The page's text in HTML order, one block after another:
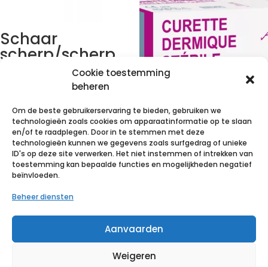
Cookie toestemming
beheren
Om de beste gebruikerservaring te bieden, gebruiken we
technologieën zoals cookies om apparaatinformatie op te slaan
en/of te raadplegen. Door in te stemmen met deze
technologieën kunnen we gegevens zoals surfgedrag of unieke
ID's op deze site verwerken. Het niet instemmen of intrekken van
toestemming kan bepaalde functies en mogelijkheden negatief
beïnvloeden.
Beheer diensten
Aanvaarden
Weigeren
Schaar
scherp/scherp
13 cm 25 p/s
Voeg toe aan verlanglijst
Dermatologisch
e Curette –
steriel – 3mm
Voeg toe aan verlanglijst